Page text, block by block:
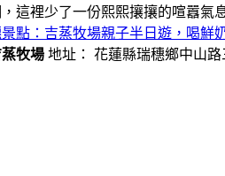
這裡少了一份熙熙攘攘的喧囂
點：吉蒸牧場親子半日遊，喝鮮
牧場 地址： 花蓮縣瑞穗鄉中山路